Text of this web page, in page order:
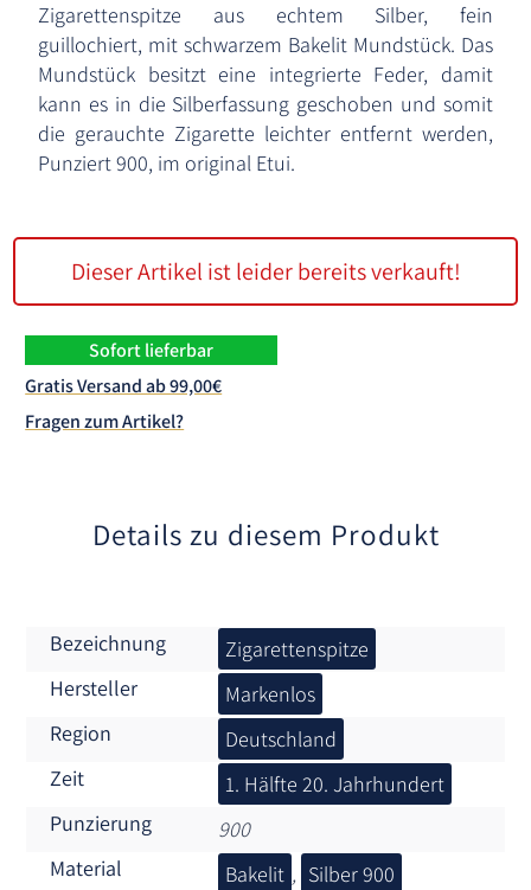
Zigarettenspitze aus echtem Silber, fein
guillochiert, mit schwarzem Bakelit Mundstück. Das
Mundstück besitzt eine integrierte Feder, damit
kann es in die Silberfassung geschoben und somit
die gerauchte Zigarette leichter entfernt werden,
Punziert 900, im original Etui.
Dieser Artikel ist leider bereits verkauft!
Sofort lieferbar
Gratis Versand ab 99,00€
Fragen zum Artikel?
Details zu diesem Produkt
Bezeichnung
Zigarettenspitze
Hersteller
Markenlos
Region
Deutschland
Zeit
1. Hälfte 20. Jahrhundert
Punzierung
900
Material
Bakelit , Silber 900